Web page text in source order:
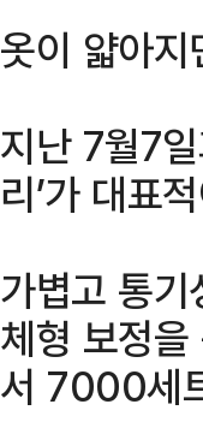
옷이 얇아
지난 7월7
리’가 대표
가볍고 통
체형 보정
서 7000세